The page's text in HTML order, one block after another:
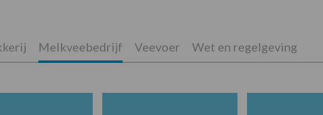
Melkveebedrijf Veevoer Wet en regelgeving